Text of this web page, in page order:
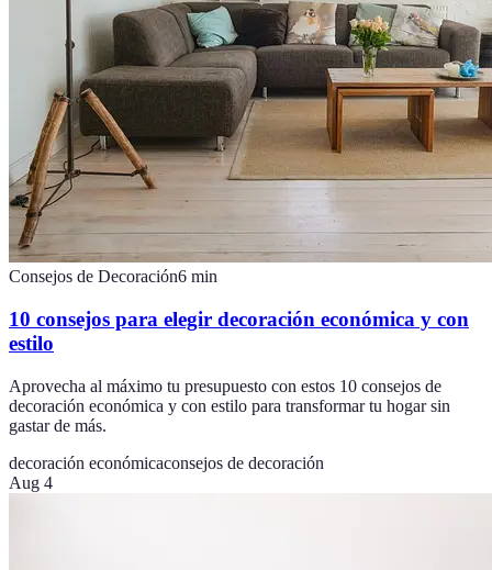
Consejos de Decoración6 min
10 consejos para elegir decoración económica y con
estilo
Aprovecha al máximo tu presupuesto con estos 10 consejos de
decoración económica y con estilo para transformar tu hogar sin
gastar de más.
decoración económicaconsejos de decoración
Aug 4